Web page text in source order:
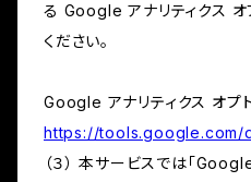
る Google アナリティクス オ
ください。
Google アナリティクス オプト
https://
（３） 本サービスでは「